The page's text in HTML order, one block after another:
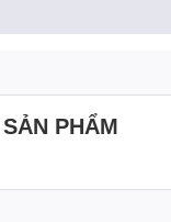
PHẨM